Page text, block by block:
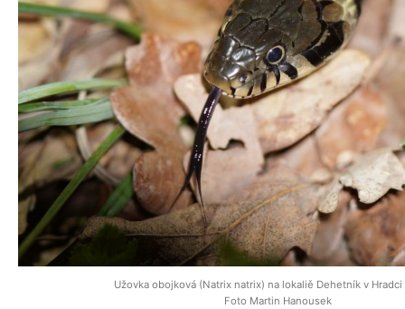
Užovka obojková (Natrix natrix) na lokaliě Dehetník v Hradci
Foto Martin Hanousek